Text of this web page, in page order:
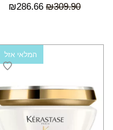
₪309.90
₪286.66
המלאי אזל